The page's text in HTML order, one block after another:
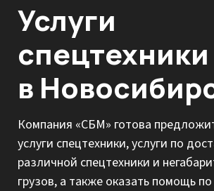
Компания «СБМ» готова
услуги спецтехники, услуги по
различной спецтехники и
грузов, а также оказать помощь
Услуги
спецтехники
в